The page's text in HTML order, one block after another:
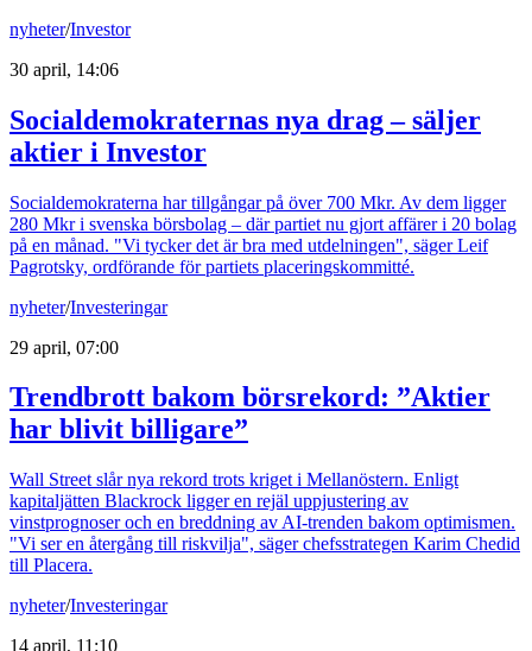
nyheter/Investor
30 april, 14:06
Socialdemokraternas nya drag – säljer
aktier i Investor
Socialdemokraterna har tillgångar på över 700 Mkr. Av dem ligger
280 Mkr i svenska börsbolag – där partiet nu gjort affärer i 20 bolag
på en månad. "Vi tycker det är bra med utdelningen", säger Leif
Pagrotsky, ordförande för partiets placeringskommitté.
nyheter/Investeringar
29 april, 07:00
Trendbrott bakom börsrekord: ”Aktier
har blivit billigare”
Wall Street slår nya rekord trots kriget i Mellanöstern. Enligt
kapitaljätten Blackrock ligger en rejäl uppjustering av
vinstprognoser och en breddning av AI-trenden bakom optimismen.
"Vi ser en återgång till riskvilja", säger chefsstrategen Karim Chedid
till Placera.
nyheter/Investeringar
14 april, 11:10